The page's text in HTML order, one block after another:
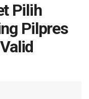
Pilih
Pilpres